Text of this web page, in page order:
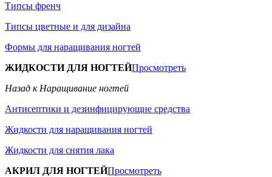
Типсы френч
Типсы цветные и для дизайна
Формы для наращивания ногтей
ЖИДКОСТИ ДЛЯ НОГТЕЙПросмотреть
Назад к Наращивание ногтей
Антисептики и дезинфицирующие средства
Жидкости для наращивания ногтей
Жидкости для снятия лака
АКРИЛ ДЛЯ НОГТЕЙПросмотреть